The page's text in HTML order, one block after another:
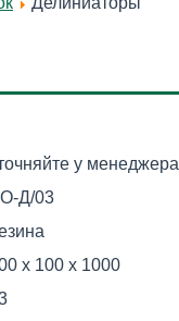
у менеджера
Д/03
х 100 х 1000